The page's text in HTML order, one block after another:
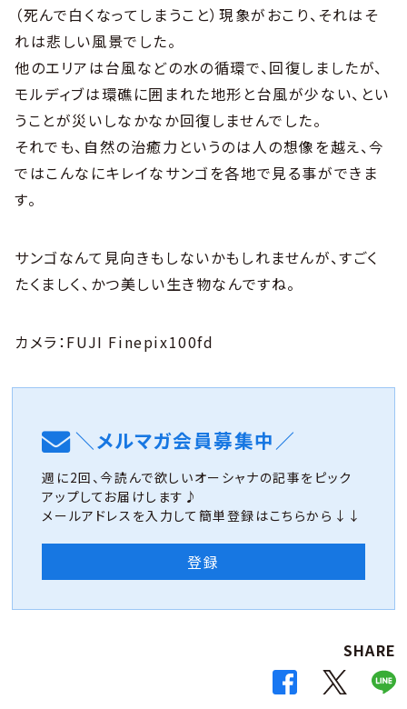
（死んで白くなってしまうこと）現象がおこり、それはそ
れは悲しい風景でした。
他のエリアは台風などの水の循環で、回復しましたが、
モルディブは環礁に囲まれた地形と台風が少ない、とい
うことが災いしなかなか回復しませんでした。
それでも、自然の治癒力というのは人の想像を越え、今
ではこんなにキレイなサンゴを各地で見る事ができま
す。
サンゴなんて見向きもしないかもしれませんが、すごく
たくましく、かつ美しい生き物なんですね。
カメラ：FUJI Finepix100fd
＼メルマガ会員募集中／
週に2回、今読んで欲しいオーシャナの記事をピック
アップしてお届けします♪
メールアドレスを入力して簡単登録はこちらから↓↓
登録
SHARE